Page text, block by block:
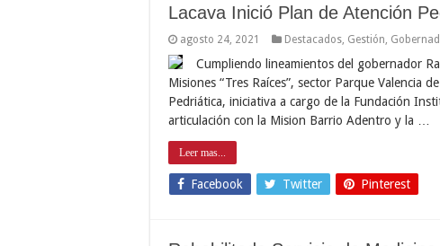
Lacava Inició Plan de Atención
agosto 24, 2021 Destacados Gestión
Cumpliendo lineamientos del gobernador
Misiones “Tres Raíces”, sector Parque Valencia
Pedriática, iniciativa a cargo de la Fundación
articulación con la Mision Barrio Adentro y la …
Leer mas...
Facebook Twitter Pinterest